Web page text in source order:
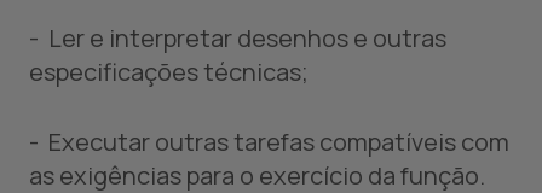
- Ler e interpretar desenhos e outras
especificações técnicas;
- Executar outras tarefas compatíveis com
as exigências para o exercício da função.